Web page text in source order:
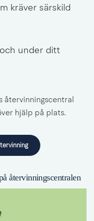
kräver särskild
under ditt
återvinningscentral
hjälp på plats.
återvinningscentralen